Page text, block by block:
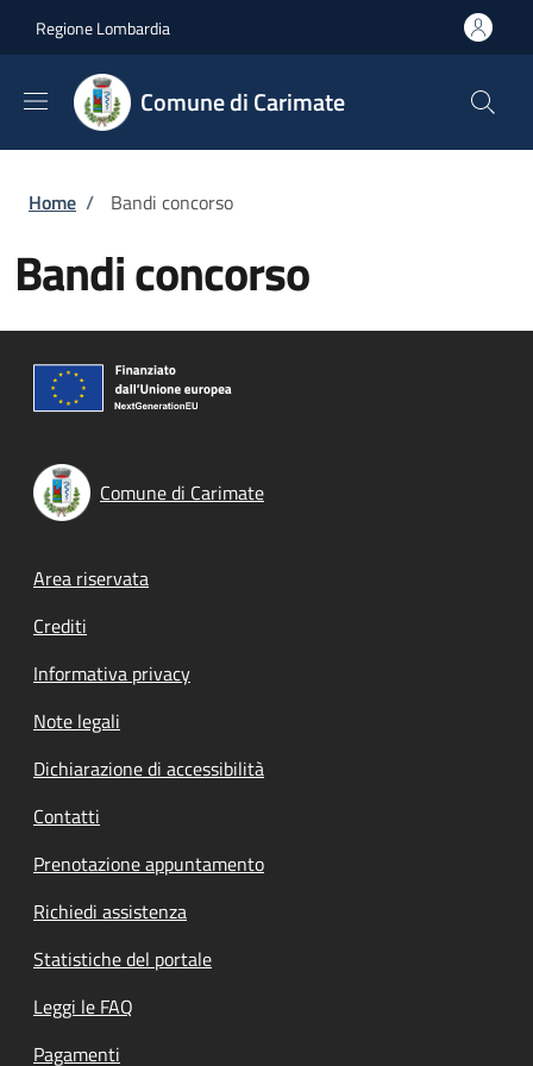
Regione Lombardia
Comune di Carimate
Briciole di pane
Home / Bandi concorso
Bandi concorso
Comune di Carimate
Footer menu
Area riservata
Crediti
Informativa privacy
Note legali
Dichiarazione di accessibilità
Contatti
Prenotazione appuntamento
Richiedi assistenza
Statistiche del portale
Leggi le FAQ
Pagamenti